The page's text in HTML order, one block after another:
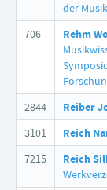
der
706
Rehm
2844
Reiber
3101
Reich
7215
Reich